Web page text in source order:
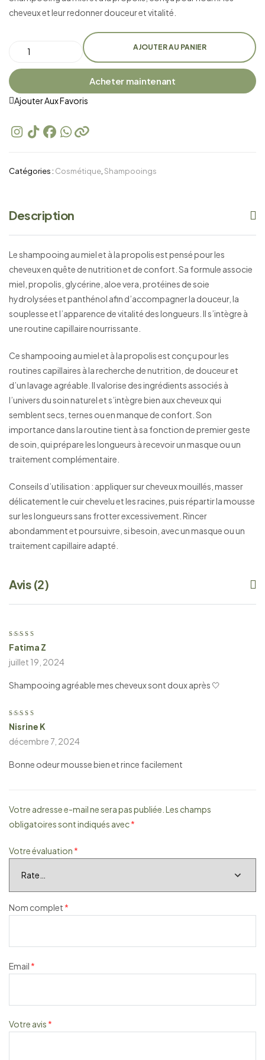
cheveux et leur redonner douceur et vitalité.
AJOUTER AU PANIER
Acheter maintenant
Ajouter Aux Favoris
Catégories : Cosmétique Shampooings
Description
Le shampooing au miel et à la propolis est pensé pour les
cheveux en quête de nutrition et de confort. Sa formule associe
miel, propolis, glycérine, aloe vera, protéines de soie
hydrolysées et panthénol afin d’accompagner la douceur, la
souplesse et l’apparence de vitalité des longueurs. Il s’intègre à
une routine capillaire nourrissante.
Ce shampooing au miel et à la propolis est conçu pour les
routines capillaires à la recherche de nutrition, de douceur et
d’un lavage agréable. Il valorise des ingrédients associés à
l’univers du soin naturel et s’intègre bien aux cheveux qui
semblent secs, ternes ou en manque de confort. Son
importance dans la routine tient à sa fonction de premier geste
de soin, qui prépare les longueurs à recevoir un masque ou un
traitement complémentaire.
Conseils d’utilisation : appliquer sur cheveux mouillés, masser
délicatement le cuir chevelu et les racines, puis répartir la mousse
sur les longueurs sans frotter excessivement. Rincer
abondamment et poursuivre, si besoin, avec un masque ou un
traitement capillaire adapté.
Avis (2)
Note5sur 5
Fatima Z
juillet 19, 2024
Shampooing agréable mes cheveux sont doux après 🤍
Note4sur
Nisrine K
décembre 7, 2024
Bonne odeur mousse bien et rince facilement
Votre adresse e-mail ne sera pas publiée. Les champs
obligatoires sont indiqués avec*
Votre évaluation *
Votre avis *
Nom complet *
Email *